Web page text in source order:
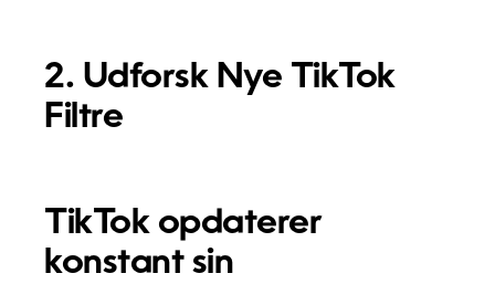
2. Udforsk Nye TikTok
Filtre
TikTok opdaterer
konstant sin